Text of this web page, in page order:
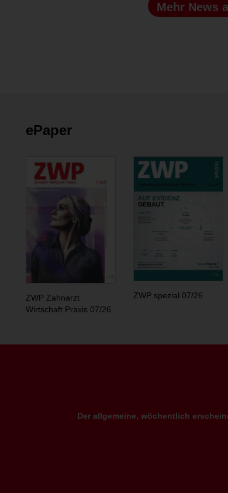
Mehr News
ePaper
ZWP Zahnarzt
Wirtschaft Praxis 07/26
ZWP spezial 07/26
Der allgemeine, wöchentlich